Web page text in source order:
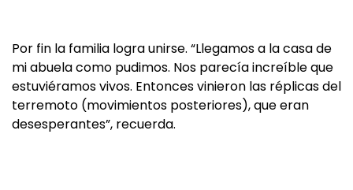
Por fin la familia logra unirse. “Llegamos a la casa de
mi abuela como pudimos. Nos parecía increíble que
estuviéramos vivos. Entonces vinieron las réplicas del
terremoto (movimientos posteriores), que eran
desesperantes”, recuerda.